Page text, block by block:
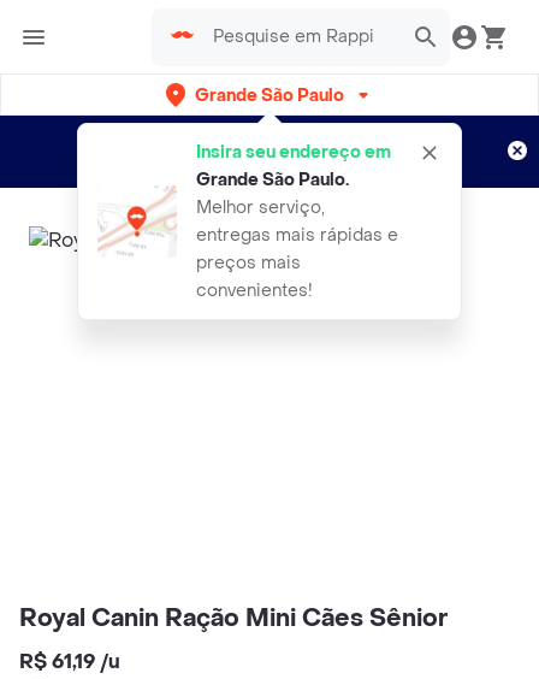
Grande São Paulo
Insira seu endereço em
Grande São Paulo.
Melhor serviço,
entregas mais rápidas e
preços mais
convenientes!
Entregas grátis por 15 dias!
Aplicam T&C
Royal Canin Ração Mini Cães Sênior
R$ 61,19 /u